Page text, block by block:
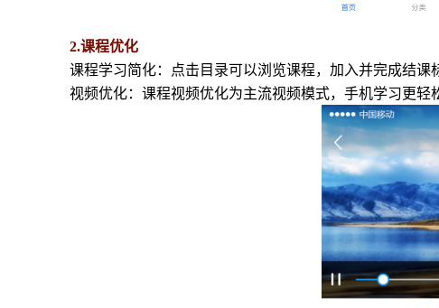
2.课程优化
课程学习简化：点击目录可以浏览课程，加入并完成结课
视频优化：课程视频优化为主流视频模式，手机学习更轻